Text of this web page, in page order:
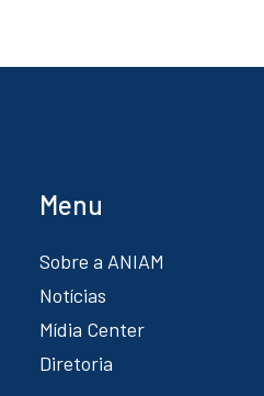
Menu
Sobre a ANIAM
Notícias
Mídia Center
Diretoria